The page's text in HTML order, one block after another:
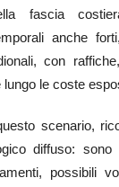
fascia
anche
con
le coste
scenario,
diffuso:
possibili